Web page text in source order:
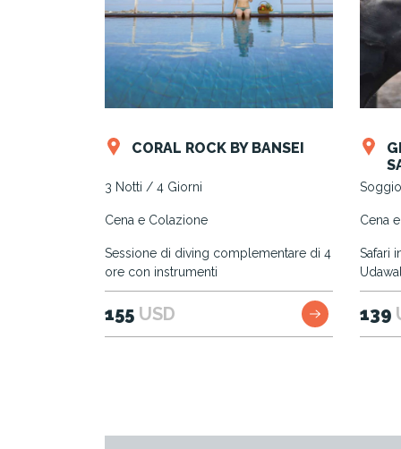
CORAL ROCK BY BANSEI
3 Notti / 4 Giorni
Cena e Colazione
Sessione di diving complementare di 4
ore con instrumenti
155 USD
Cena
Safari
139